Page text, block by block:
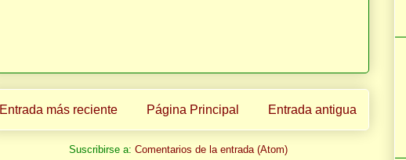
Entrada más reciente Entrada antigua
Página Principal
Suscribirse a: Comentarios de la entrada (Atom)